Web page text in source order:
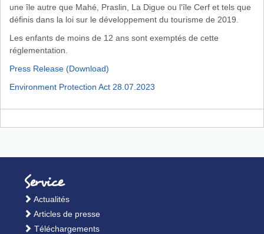
une île autre que Mahé, Praslin, La Digue ou l'île Cerf et tels que
définis dans la loi sur le développement du tourisme de 2019.
Les enfants de moins de 12 ans sont exemptés de cette
réglementation.
Press Release (Download)
Environment Protection Act 28.07.2023
Service
Actualités
Articles de presse
Téléchargements